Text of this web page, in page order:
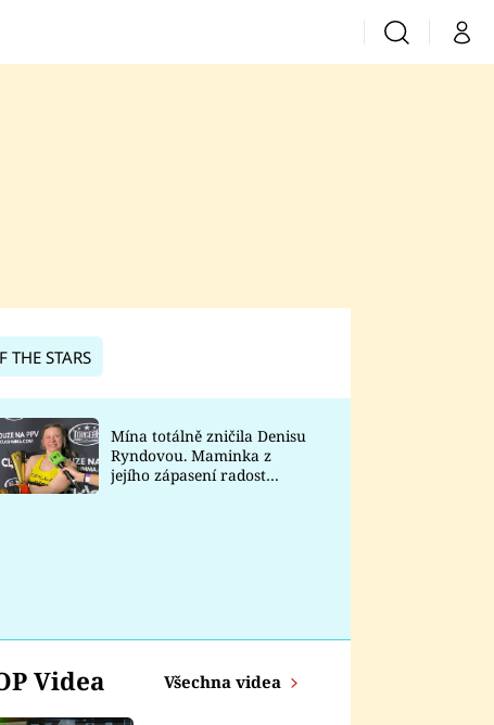
VyhledáváníMůj
Prima Lajk
Sledujte nás
THE STARS
Mína totálně zničila Denisu
Ryndovou. Maminka z
jejího zápasení radost
Videa Všechna videa